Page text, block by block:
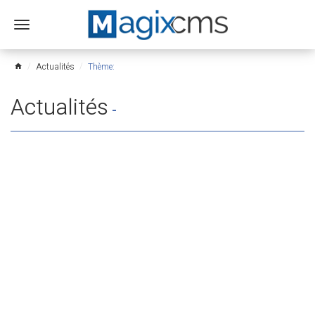
Ouvrir
menu
home Actualités Thème:
Actualités -